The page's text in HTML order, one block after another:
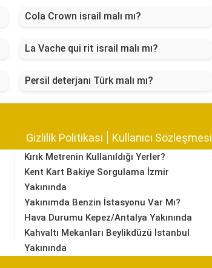
Cola Crown israil malı mı?
La Vache qui rit israil malı mı?
Persil deterjanı Türk malı mı?
Gizlilik Politikası Kullanıcı Sözleşmesi
Kırık Metrenin Kullanıldığı Yerler?
Kent Kart Bakiye Sorgulama İzmir
Yakınında
Yakınımda Benzin İstasyonu Var Mı?
Hava Durumu Kepez/Antalya Yakınında
Kahvaltı Mekanları Beylikdüzü İstanbul
Yakınında